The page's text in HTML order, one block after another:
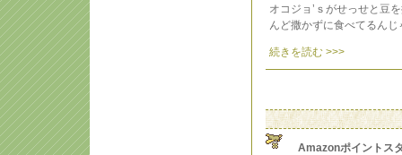
オコジョ’ｓがせっせと豆
んど撒かずに食べてるん
続きを読む >>>
Amazonポイントス